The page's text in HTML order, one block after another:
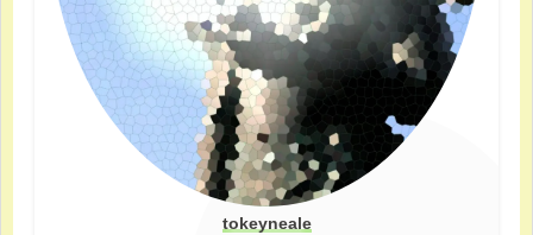
tokeyneale